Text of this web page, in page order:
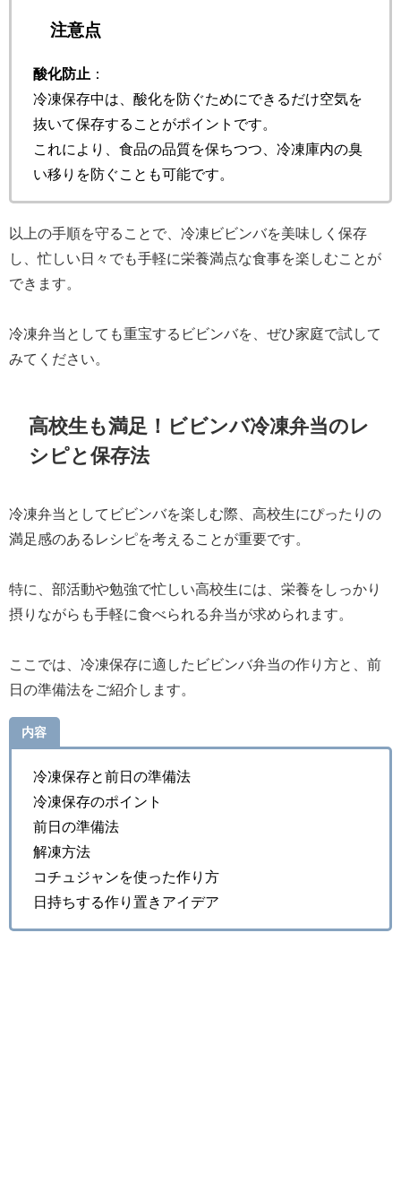
注意点
酸化防止 ：
冷凍保存中は、酸化を防ぐためにできるだけ空気を
抜いて保存することがポイントです。
これにより、食品の品質を保ちつつ、冷凍庫内の臭
い移りを防ぐことも可能です。
以上の手順を守ることで、冷凍ビビンバを美味しく保存
し、忙しい日々でも手軽に栄養満点な食事を楽しむことが
できます。
冷凍弁当としても重宝するビビンバを、ぜひ家庭で試して
みてください。
高校生も満足！ビビンバ冷凍弁当のレ
シピと保存法
冷凍弁当としてビビンバを楽しむ際、高校生にぴったりの
満足感のあるレシピを考えることが重要です。
特に、部活動や勉強で忙しい高校生には、栄養をしっかり
摂りながらも手軽に食べられる弁当が求められます。
ここでは、冷凍保存に適したビビンバ弁当の作り方と、前
日の準備法をご紹介します。
内容
冷凍保存と前日の準備法
冷凍保存のポイント
前日の準備法
解凍方法
コチュジャンを使った作り方
日持ちする作り置きアイデア